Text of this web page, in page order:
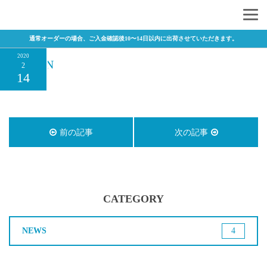
通常オーダーの場合、ご入金確認後10〜14日以内に出荷させていただきます。
2020
2
14
GILDAN
前の記事 次の記事
CATEGORY
NEWS 4